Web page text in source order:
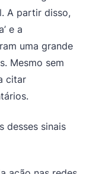
A partir disso,
e a
uma grande
Mesmo sem
citar
desses sinais